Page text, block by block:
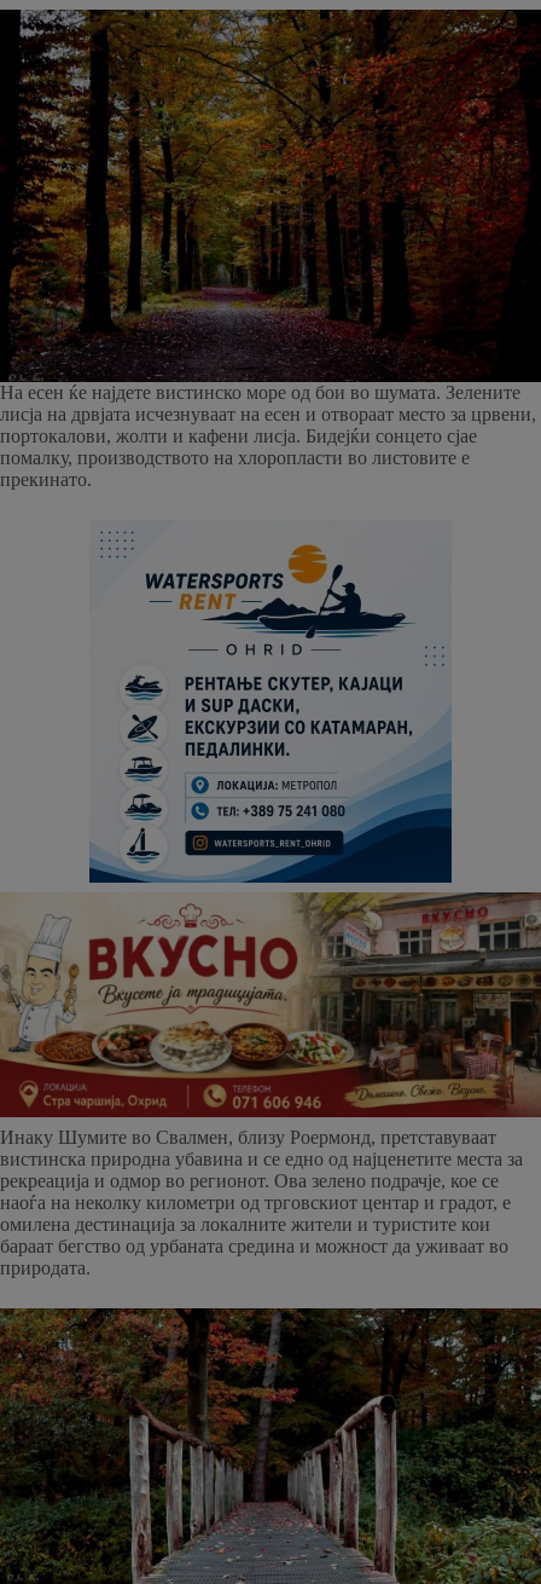
На есен ќе најдете вистинско море од бои во шумата. Зелените
лисја на дрвјата исчезнуваат на есен и отвораат место за црвени,
портокалови, жолти и кафени лисја. Бидејќи сонцето сјае
помалку, производството на хлоропласти во листовите е
прекинато.
Инаку Шумите во Свалмен, близу Роермонд, претставуваат
вистинска природна убавина и се едно од најценетите места за
рекреација и одмор во регионот. Ова зелено подрачје, кое се
наоѓа на неколку километри од трговскиот центар и градот, е
омилена дестинација за локалните жители и туристите кои
бараат бегство од урбаната средина и можност да уживаат во
природата.